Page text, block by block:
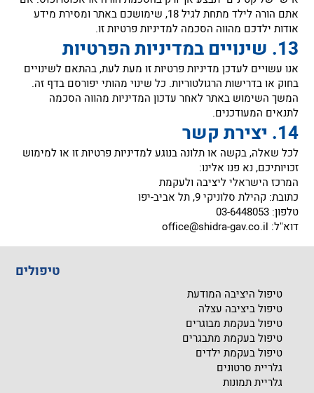
אתם הורה לילד מתחת לגיל 18, שימושכם באתר ומסירת מידע
אודות ילדכם מהווה הסכמה למדיניות פרטיות זו.
‏אנו עשויים לעדכן מדיניות פרטיות זו מעת לעת, בהתאם לשינויים
בחוק או בדרישות הרגולטוריות. כל שינוי מהותי יפורסם בדף זה.
המשך השימוש באתר לאחר עדכון המדיניות מהווה הסכמה
לתנאים המעודכנים.
‏14. יצירת קשר
‏לכל שאלה, בקשה או תלונה בנוגע למדיניות פרטיות זו או למימוש
זכויותיכם, נא פנו אלינו:
‏המרכז הישראלי ליציבה ולעקמת
‏כתובת: קהילת סלוניקי 9, תל אביב-יפו
‏טלפון: 03-6448053
‏דוא"ל: office@shidra-gav.co.il
טיפולים
טיפול היציבה המודעת
טיפול ביציבה עצלה
טיפול בעקמת מבוגרים
טיפול בעקמת מתבגרים
טיפול בעקמת ילדים
גלריית סרטונים
גלריית תמונות